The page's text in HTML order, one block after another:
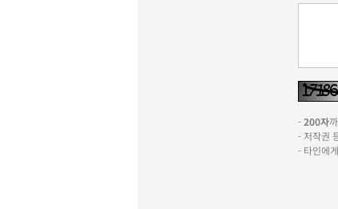
-200자
- 저작권
- 타인에